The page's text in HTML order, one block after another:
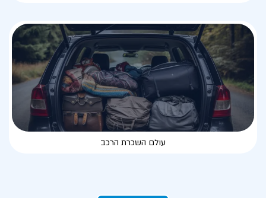
עולם השכרת הרכב